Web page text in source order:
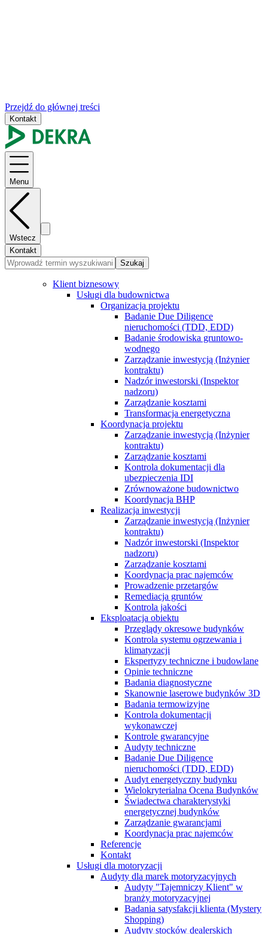
Przejdź do głównej treści
Kontakt
Menu
Wstecz
Kontakt
Szukaj
Klient biznesowy
Usługi dla budownictwa
Organizacja projektu
Badanie Due Diligence
nieruchomości (TDD, EDD)
Badanie środowiska gruntowo-
wodnego
Zarządzanie inwestycją (Inżynier
kontraktu)
Nadzór inwestorski (Inspektor
nadzoru)
Zarządzanie kosztami
Transformacja energetyczna
Koordynacja projektu
Zarządzanie inwestycją (Inżynier
kontraktu)
Zarządzanie kosztami
Kontrola dokumentacji dla
ubezpieczenia IDI
Zrównoważone budownictwo
Koordynacja BHP
Realizacja inwestycji
Zarządzanie inwestycją (Inżynier
kontraktu)
Nadzór inwestorski (Inspektor
nadzoru)
Zarządzanie kosztami
Koordynacja prac najemców
Prowadzenie przetargów
Remediacja gruntów
Kontrola jakości
Eksploatacja obiektu
Przeglądy okresowe budynków
Kontrola systemu ogrzewania i
klimatyzacji
Ekspertyzy techniczne i budowlane
Opinie techniczne
Badania diagnostyczne
Skanownie laserowe budynków 3D
Badania termowizyjne
Kontrola dokumentacji
wykonawczej
Kontrole gwarancyjne
Audyty techniczne
Badanie Due Diligence
nieruchomości (TDD, EDD)
Audyt energetyczny budynku
Wielokryterialna Ocena Budynków
Świadectwa charakterystyki
energetycznej budynków
Zarządzanie gwarancjami
Koordynacja prac najemców
Referencje
Kontakt
Usługi dla motoryzacji
Audyty dla marek motoryzacyjnych
Audyty "Tajemniczy Klient" w
branży motoryzacyjnej
Badania satysfakcji klienta (Mystery
Shopping)
Audyty stocków dealerskich